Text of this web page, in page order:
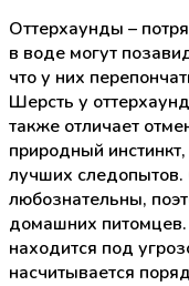
Оттерхаунды –
в воде могут
что у них
Шерсть у
также отличает
природный
лучших
любознательны,
домашних
находится под
насчитывается